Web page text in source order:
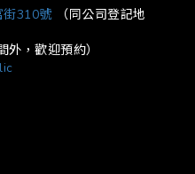
街310號（同公司登記地
，歡迎預約）